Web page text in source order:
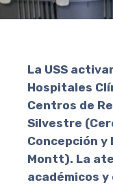
La USS
Hospitales
Centros de
Silvestre
Concepción y
Montt). La
académicos